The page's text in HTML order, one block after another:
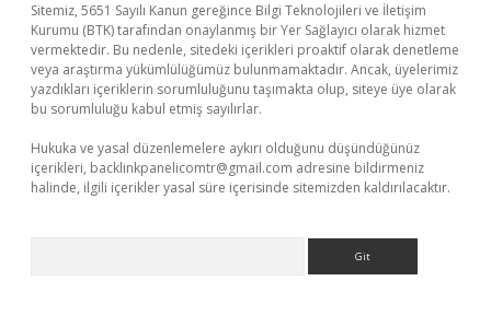
Sitemiz, 5651 Sayılı Kanun gereğince Bilgi Teknolojileri ve İletişim
Kurumu (BTK) tarafından onaylanmış bir Yer Sağlayıcı olarak hizmet
vermektedir. Bu nedenle, sitedeki içerikleri proaktif olarak denetleme
veya araştırma yükümlülüğümüz bulunmamaktadır. Ancak, üyelerimiz
yazdıkları içeriklerin sorumluluğunu taşımakta olup, siteye üye olarak
bu sorumluluğu kabul etmiş sayılırlar.
Hukuka ve yasal düzenlemelere aykırı olduğunu düşündüğünüz
içerikleri, backlinkpanelicomtr@gmail.com adresine bildirmeniz
halinde, ilgili içerikler yasal süre içerisinde sitemizden kaldırılacaktır.